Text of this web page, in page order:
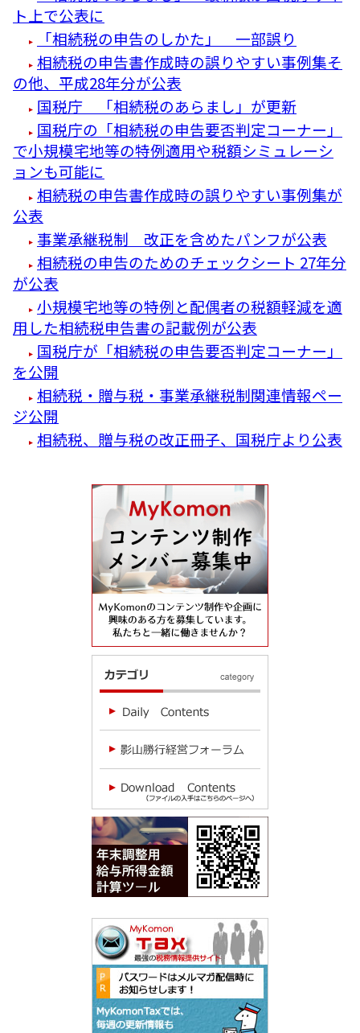
ト上で公表に
「相続税の申告のしかた」 一部誤り
相続税の申告書作成時の誤りやすい事例集そ
の他、平成28年分が公表
国税庁 「相続税のあらまし」が更新
国税庁の「相続税の申告要否判定コーナー」
で小規模宅地等の特例適用や税額シミュレーシ
ョンも可能に
相続税の申告書作成時の誤りやすい事例集が
公表
事業承継税制 改正を含めたパンフが公表
相続税の申告のためのチェックシート 27年分
が公表
小規模宅地等の特例と配偶者の税額軽減を適
用した相続税申告書の記載例が公表
国税庁が「相続税の申告要否判定コーナー」
を公開
相続税・贈与税・事業承継税制関連情報ペー
ジ公開
相続税、贈与税の改正冊子、国税庁より公表